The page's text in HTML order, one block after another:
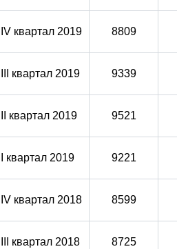
IV квартал 2019 8809
III квартал 2019 9339
II квартал 2019 9521
I квартал 2019 9221
IV квартал 2018 8599
III квартал 2018 8725